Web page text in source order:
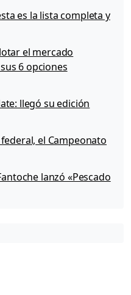
es la lista completa y
el mercado
6 opciones
llegó su edición
el Campeonato
lanzó «Pescado